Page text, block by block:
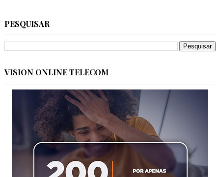
PESQUISAR
VISION ONLINE TELECOM